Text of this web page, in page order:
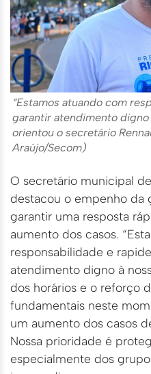
“Estamos atuando com
garantir atendimento digno
orientou o secretário
Araújo/Secom)
O secretário municipal
destacou o empenho da
garantir uma resposta
aumento dos casos.
responsabilidade e
atendimento digno à
dos horários e o reforço
fundamentais neste
um aumento dos casos
Nossa prioridade é
especialmente dos